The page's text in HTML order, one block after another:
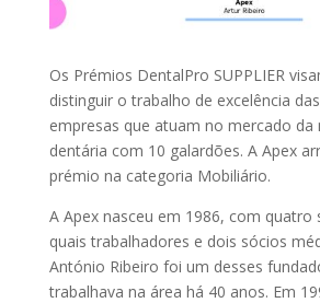
Os Prémios DentalPro SUPPLIER
distinguir o trabalho de excelência
empresas que atuam no mercado da
dentária com 10 galardões. A Apex
prémio na categoria Mobiliário.
A Apex nasceu em 1986, com quatro
quais trabalhadores e dois sócios
António Ribeiro foi um desses
trabalhava na área há 40 anos. Em